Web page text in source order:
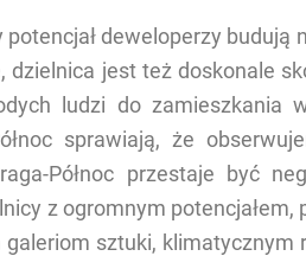
deweloperzy budują
dzielnica jest też doskonale
ludzi do zamieszkania
sprawiają, że
Północ przestaje być
z ogromnym potencjałem,
sztuki, klimatycznym